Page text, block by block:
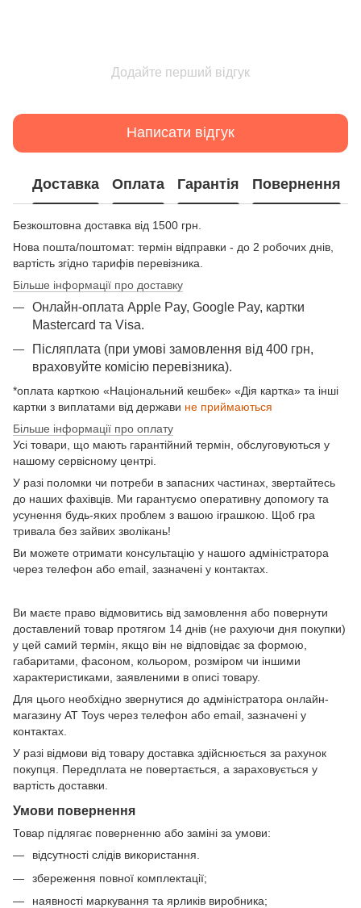
Додайте перший відгук
Написати відгук
Доставка Оплата Гарантія Повернення
Безкоштовна доставка від 1500 грн.
Нова пошта/поштомат: термін відправки - до 2 робочих днів,
вартість згідно тарифів перевізника.
Більше інформації про доставку
Онлайн-оплата Apple Pay, Google Pay, картки
Mastercard та Visа.
Післяплата (при умові замовлення від 400 грн,
враховуйте комісію перевізника).
*оплата карткою «Національний кешбек» «Дія картка» та інші
картки з виплатами від держави не приймаються
Більше інформації про оплату
Усі товари, що мають гарантійний термін, обслуговуються у
нашому сервісному центрі.
У разі поломки чи потреби в запасних частинах, звертайтесь
до наших фахівців. Ми гарантуємо оперативну допомогу та
усунення будь-яких проблем з вашою іграшкою. Щоб гра
тривала без зайвих зволікань!
Ви можете отримати консультацію у нашого адміністратора
через телефон або email, зазначені у контактах.
Ви маєте право відмовитись від замовлення або повернути
доставлений товар протягом 14 днів (не рахуючи дня покупки)
у цей самий термін, якщо він не відповідає за формою,
габаритами, фасоном, кольором, розміром чи іншими
характеристиками, заявленими в описі товару.
Для цього необхідно звернутися до адміністратора онлайн-
магазину AT Toys через телефон або email, зазначені у
контактах.
У разі відмови від товару доставка здійснюється за рахунок
покупця. Передплата не повертається, а зараховується у
вартість доставки.
Умови повернення
Товар підлягає поверненню або заміні за умови:
відсутності слідів використання.
збереження повної комплектації;
наявності маркування та ярликів виробника;